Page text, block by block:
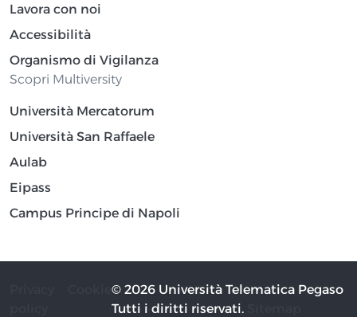
Lavora con noi
Accessibilità
Organismo di Vigilanza
Scopri Multiversity
Università Mercatorum
Università San Raffaele
Aulab
Eipass
Campus Principe di Napoli
© 2026 Università Telematica Pegaso
Tutti i diritti riservati.